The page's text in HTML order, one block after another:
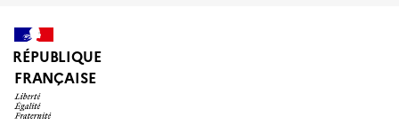
RÉPUBLIQUE
FRANÇAISE